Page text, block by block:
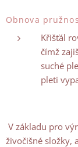
Obnova
Křišťál
čímž
suché
pleti
V základu pro
živočišné složky,